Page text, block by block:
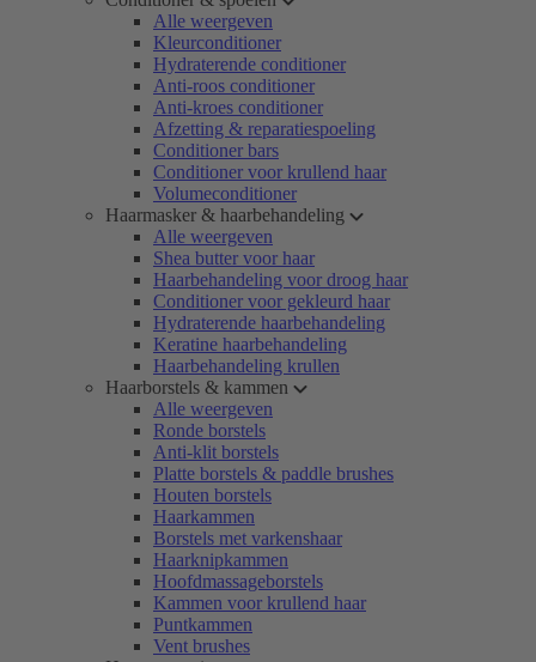
Alle weergeven
Kleurconditioner
Hydraterende conditioner
Anti-roos conditioner
Anti-kroes conditioner
Afzetting & reparatiespoeling
Conditioner bars
Conditioner voor krullend haar
Volumeconditioner
Haarmasker & haarbehandeling
Alle weergeven
Shea butter voor haar
Haarbehandeling voor droog haar
Conditioner voor gekleurd haar
Hydraterende haarbehandeling
Keratine haarbehandeling
Haarbehandeling krullen
Haarborstels & kammen
Alle weergeven
Ronde borstels
Anti-klit borstels
Platte borstels & paddle brushes
Houten borstels
Haarkammen
Borstels met varkenshaar
Haarknipkammen
Hoofdmassageborstels
Kammen voor krullend haar
Puntkammen
Vent brushes